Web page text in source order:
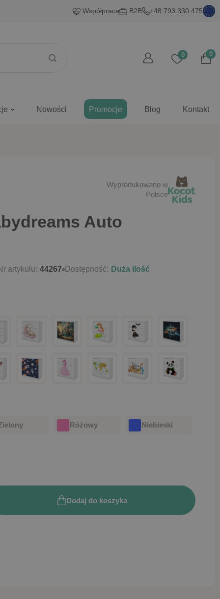
Współpraca B2B +48 793 330 475
0
0
Nowości Promocje Blog Kontakt
Wyprodukowano w
Polsce
Auto
artykułu: 44267 Dostępność: Duża ilość
Różowy Niebieski
Dodaj do koszyka